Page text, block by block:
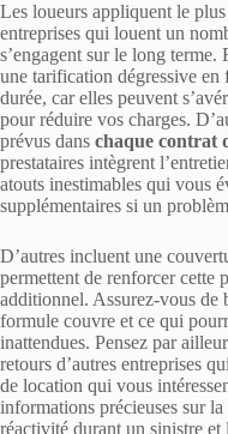
Les loueurs appliquent le
entreprises qui louent un
s’engagent sur le long terme.
une tarification dégressive
durée, car elles peuvent
pour réduire vos charges.
prévus dans chaque contrat
prestataires intègrent
atouts inestimables qui vous
supplémentaires si un
D’autres incluent une
permettent de renforcer cette
additionnel. Assurez-vous de
formule couvre et ce qui
inattendues. Pensez par
retours d’autres entreprises
de location qui vous
informations précieuses sur
réactivité durant un sinistre et